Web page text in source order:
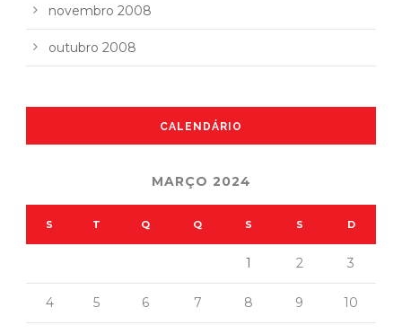
novembro 2008
outubro 2008
CALENDÁRIO
MARÇO 2024
S T Q Q S S D
1 2 3
4 5 6 7 8 9 10